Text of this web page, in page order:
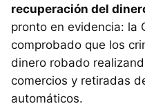
recuperación del
pronto en evidencia: la
comprobado que los
dinero robado
comercios y retiradas
automáticos.